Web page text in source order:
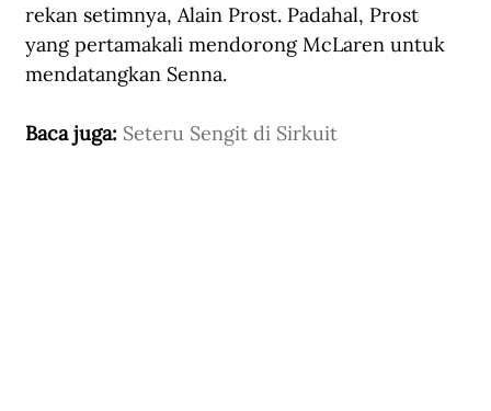
rekan setimnya, Alain Prost. Padahal, Prost
yang pertamakali mendorong McLaren untuk
mendatangkan Senna.
Baca juga: Seteru Sengit di Sirkuit